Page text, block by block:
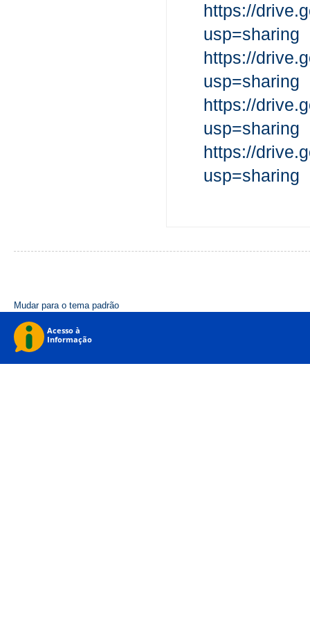
https://
usp=sharing
https://
usp=sharing
https://
usp=sharing
https://
usp=sharing
Mudar para o tema padrão